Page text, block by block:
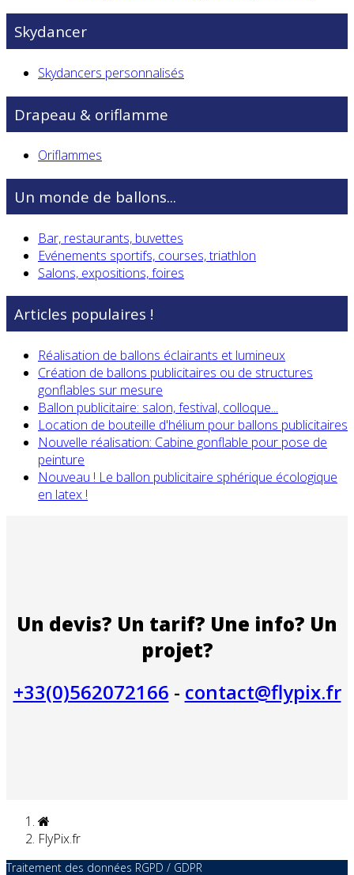
Skydancer
Skydancers personnalisés
Drapeau & oriflamme
Oriflammes
Un monde de ballons...
Bar, restaurants, buvettes
Evénements sportifs, courses, triathlon
Salons, expositions, foires
Articles populaires !
Réalisation de ballons éclairants et lumineux
Création de ballons publicitaires ou de structures
gonflables sur mesure
Ballon publicitaire: salon, festival, colloque...
Location de bouteille d'hélium pour ballons publicitaires
Nouvelle réalisation: Cabine gonflable pour pose de
peinture
Nouveau ! Le ballon publicitaire sphérique écologique
en latex !
Un devis? Un tarif? Une info? Un
projet?
+33(0)562072166 - contact@flypix.fr
FlyPix.fr
Traitement des données RGPD / GDPR